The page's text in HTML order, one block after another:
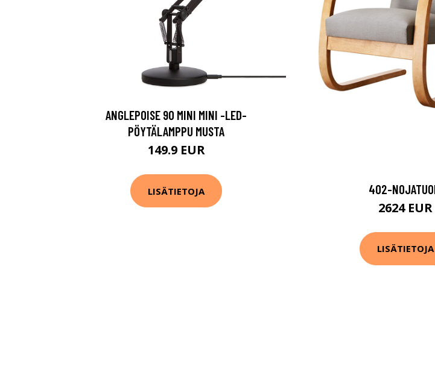
ANGLEPOISE 90 MINI MINI -LED-
PÖYTÄLAMPPU MUSTA
149.9 EUR
LISÄTIETOJA 402-
2624 EUR
LISÄTIETOJA